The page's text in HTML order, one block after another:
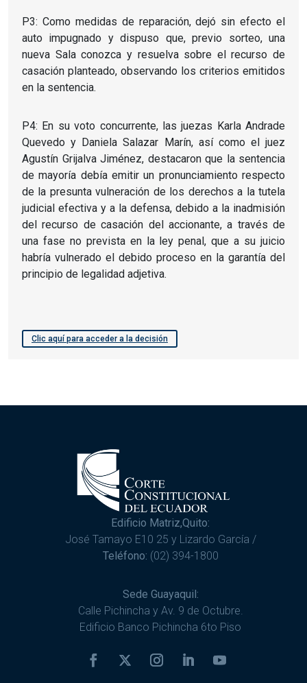
P3: Como medidas de reparación, dejó sin efecto el
auto impugnado y dispuso que, previo sorteo, una
nueva Sala conozca y resuelva sobre el recurso de
casación planteado, observando los criterios emitidos
en la sentencia.
P4: En su voto concurrente, las juezas Karla Andrade
Quevedo y Daniela Salazar Marín, así como el juez
Agustín Grijalva Jiménez, destacaron que la sentencia
de mayoría debía emitir un pronunciamiento respecto
de la presunta vulneración de los derechos a la tutela
judicial efectiva y a la defensa, debido a la inadmisión
del recurso de casación del accionante, a través de
una fase no prevista en la ley penal, que a su juicio
habría vulnerado el debido proceso en la garantía del
principio de legalidad adjetiva.
Clic aquí para acceder a la decisión
Edificio Matriz,Quito:
José Tamayo E10 25 y Lizardo García /
Teléfono: (02) 394-1800
Sede Guayaquil:
Calle Pichincha y Av. 9 de Octubre.
Edificio Banco Pichincha 6to Piso